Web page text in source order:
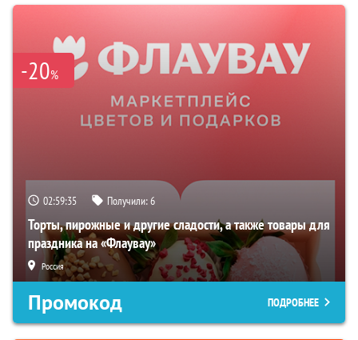
-20%
02:59:35 Получили:6
Торты, пирожные и другие сладости, а также товары для
праздника на «Флаувау»
Россия
Промокод ПОДРОБНЕЕ